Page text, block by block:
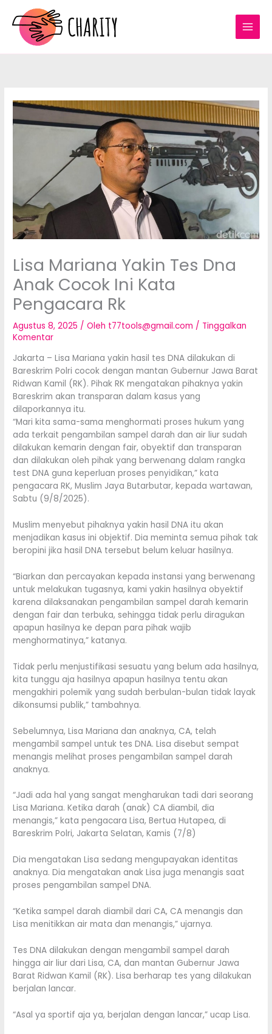
konten
Lisa Mariana Yakin Tes Dna
Anak Cocok Ini Kata
Pengacara Rk
Agustus 8, 2025 / Oleh t77tools@gmail.com / Tinggalkan
Komentar
Jakarta – Lisa Mariana yakin hasil tes DNA dilakukan di
Bareskrim Polri cocok dengan mantan Gubernur Jawa Barat
Ridwan Kamil (RK). Pihak RK mengatakan pihaknya yakin
Bareskrim akan transparan dalam kasus yang
dilaporkannya itu.
“Mari kita sama-sama menghormati proses hukum yang
ada terkait pengambilan sampel darah dan air liur sudah
dilakukan kemarin dengan fair, obyektif dan transparan
dan dilakukan oleh pihak yang berwenang dalam rangka
test DNA guna keperluan proses penyidikan,” kata
pengacara RK, Muslim Jaya Butarbutar, kepada wartawan,
Sabtu (9/8/2025).
Muslim menyebut pihaknya yakin hasil DNA itu akan
menjadikan kasus ini objektif. Dia meminta semua pihak tak
beropini jika hasil DNA tersebut belum keluar hasilnya.
“Biarkan dan percayakan kepada instansi yang berwenang
untuk melakukan tugasnya, kami yakin hasilnya obyektif
karena dilaksanakan pengambilan sampel darah kemarin
dengan fair dan terbuka, sehingga tidak perlu diragukan
apapun hasilnya ke depan para pihak wajib
menghormatinya,” katanya.
Tidak perlu menjustifikasi sesuatu yang belum ada hasilnya,
kita tunggu aja hasilnya apapun hasilnya tentu akan
mengakhiri polemik yang sudah berbulan-bulan tidak layak
dikonsumsi publik,” tambahnya.
Sebelumnya, Lisa Mariana dan anaknya, CA, telah
mengambil sampel untuk tes DNA. Lisa disebut sempat
menangis melihat proses pengambilan sampel darah
anaknya.
“Jadi ada hal yang sangat mengharukan tadi dari seorang
Lisa Mariana. Ketika darah (anak) CA diambil, dia
menangis,” kata pengacara Lisa, Bertua Hutapea, di
Bareskrim Polri, Jakarta Selatan, Kamis (7/8)
Dia mengatakan Lisa sedang mengupayakan identitas
anaknya. Dia mengatakan anak Lisa juga menangis saat
proses pengambilan sampel DNA.
“Ketika sampel darah diambil dari CA, CA menangis dan
Lisa menitikkan air mata dan menangis,” ujarnya.
Tes DNA dilakukan dengan mengambil sampel darah
hingga air liur dari Lisa, CA, dan mantan Gubernur Jawa
Barat Ridwan Kamil (RK). Lisa berharap tes yang dilakukan
berjalan lancar.
“Asal ya sportif aja ya, berjalan dengan lancar,” ucap Lisa.